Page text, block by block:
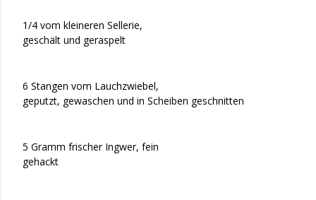
1/4 vom kleineren Sellerie,
geschält und geraspelt
6 Stangen vom Lauchzwiebel,
geputzt, gewaschen und in Scheiben geschnitten
5 Gramm frischer Ingwer, fein
gehackt